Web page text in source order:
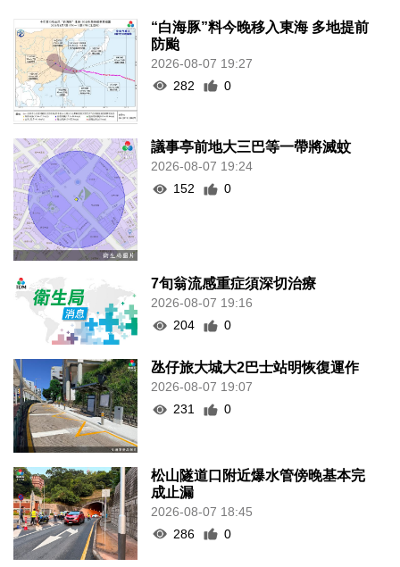
“白海豚”料今晚移入東海 多地提前
防颱
2026-08-07 19:27
282
0
議事亭前地大三巴等一帶將滅蚊
2026-08-07 19:24
152
0
7旬翁流感重症須深切治療
2026-08-07 19:16
204
0
氹仔旅大城大2巴士站明恢復運作
2026-08-07 19:07
231
0
松山隧道口附近爆水管傍晚基本完
成止漏
2026-08-07 18:45
286
0